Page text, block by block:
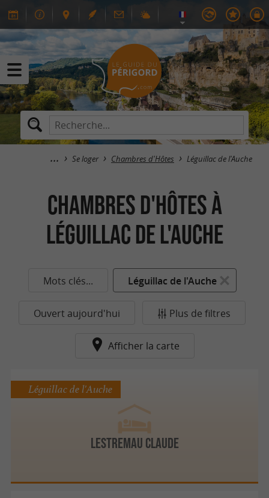
Se loger Chambres d'Hôtes Léguillac de l'Auche
Chambres d'Hôtes à
Léguillac de l'Auche
Mots clés... Léguillac de l'Auche
Ouvert aujourd'hui Plus de filtres
Afficher la carte
Lestremau Claude
Léguillac de l'Auche